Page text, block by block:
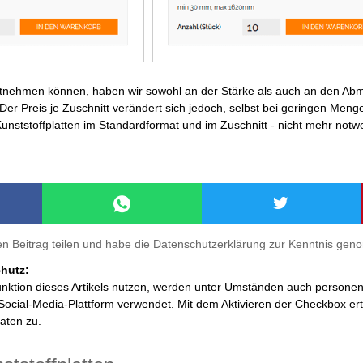
können, haben wir sowohl an der Stärke als auch an den
Preis je Zuschnitt verändert sich jedoch, selbst bei geringen
im Standardformat und im Zuschnitt - nicht mehr
Beitrag teilen und habe die Datenschutzerklärung zur Kenntnis
dieses Artikels nutzen, werden unter Umständen auch
Media-Plattform verwendet. Mit dem Aktivieren der Checkbox
zu.